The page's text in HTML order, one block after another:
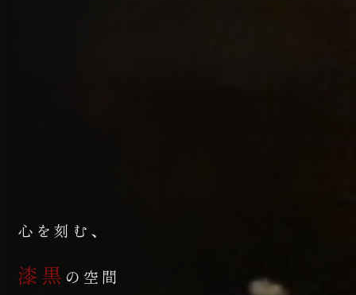
心を刻む、
漆黒 の空間